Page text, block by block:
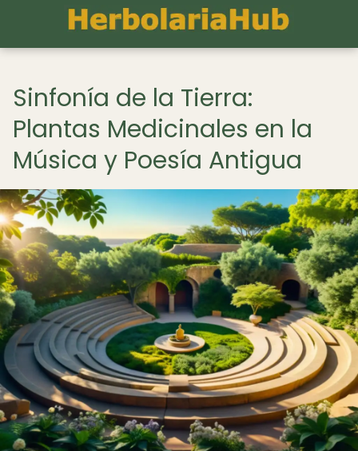
Sinfonía de la Tierra:
Plantas Medicinales en la
Música y Poesía Antigua